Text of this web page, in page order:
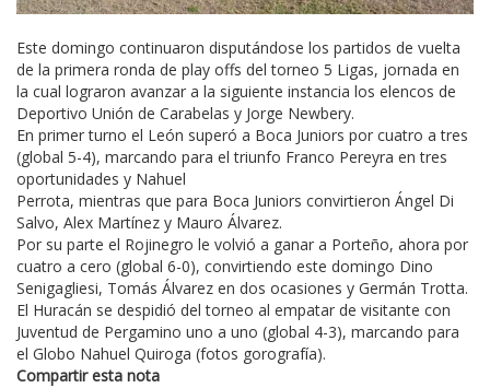
Este domingo continuaron disputándose los partidos de vuelta
de la primera ronda de play offs del torneo 5 Ligas, jornada en
la cual lograron avanzar a la siguiente instancia los elencos de
Deportivo Unión de Carabelas y Jorge Newbery.
En primer turno el León superó a Boca Juniors por cuatro a tres
(global 5-4), marcando para el triunfo Franco Pereyra en tres
oportunidades y Nahuel
Perrota, mientras que para Boca Juniors convirtieron Ángel Di
Salvo, Alex Martínez y Mauro Álvarez.
Por su parte el Rojinegro le volvió a ganar a Porteño, ahora por
cuatro a cero (global 6-0), convirtiendo este domingo Dino
Senigagliesi, Tomás Álvarez en dos ocasiones y Germán Trotta.
El Huracán se despidió del torneo al empatar de visitante con
Juventud de Pergamino uno a uno (global 4-3), marcando para
el Globo Nahuel Quiroga (fotos gorografía).
Compartir esta nota